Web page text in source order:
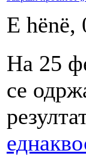
E hënë,
На 25
се